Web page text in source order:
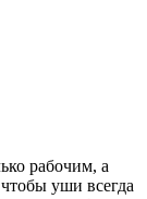
рабочим, а
уши всегда